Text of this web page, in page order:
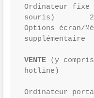
Ordinateur fixe
souris)
Options écran/
supplémentaire
VENTE (y
hotline)
Ordinateur